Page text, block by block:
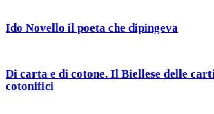
Ido Novello il poeta che dipingeva
Di carta e di cotone. Il Biellese delle
cotonifici